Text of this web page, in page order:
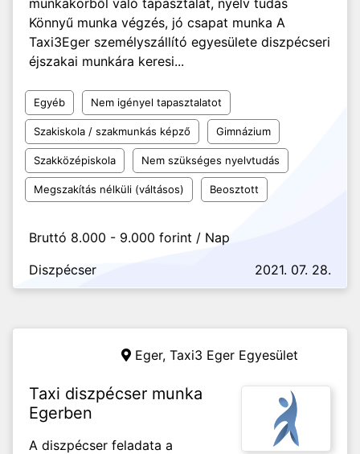
munkakörből valò tapasztalat, nyelv tudás
Könnyű munka végzés, jó csapat munka A
Taxi3Eger személyszállító egyesülete diszpécseri
éjszakai munkára keresi...
Egyéb Nem igényel tapasztalatot
Szakiskola / szakmunkás képző Gimnázium
Szakközépiskola Nem szükséges nyelvtudás
Megszakítás nélküli (váltásos) Beosztott
Bruttó 8.000 - 9.000 forint / Nap
Diszpécser
2021. 07. 28.
Eger, Taxi3 Eger Egyesület
Taxi diszpécser munka
Egerben
A diszpécser feladata a